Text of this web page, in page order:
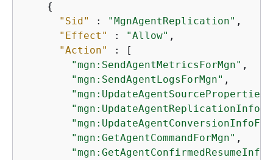
{
"Sid"
: "MgnAgentReplication" ,
"Effect"
: "Allow" ,
"Action"
: [
"mgn:SendAgentMetricsForMgn" ,
"mgn:SendAgentLogsForMgn" ,
"mgn:GetAgentCommandForMgn" ,